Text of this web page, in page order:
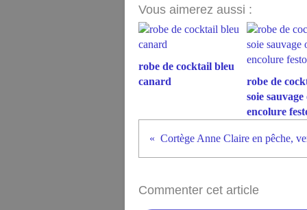
Vous aimerez aussi :
robe de cocktail bleu
canard
robe de
soie
encolure
Commenter cet article